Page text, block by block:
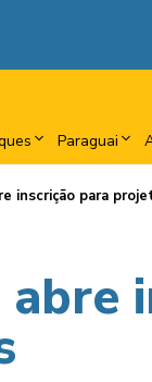
Paraguai
inscrição para